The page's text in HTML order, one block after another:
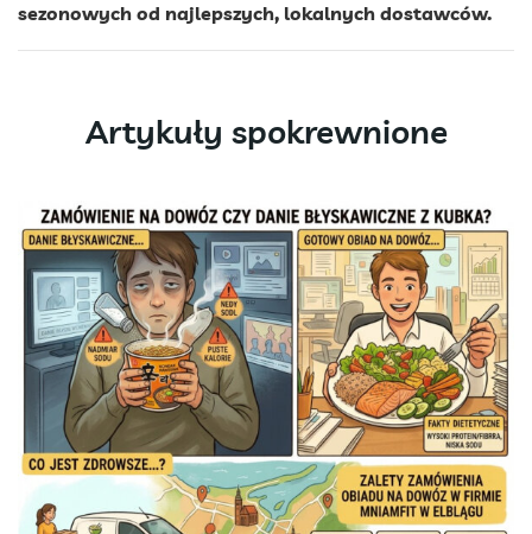
sezonowych od najlepszych, lokalnych dostawców.
Artykuły spokrewnione